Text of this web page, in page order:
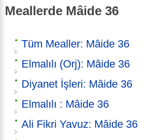
Meallerde Mâide 36
Tüm Mealler: Mâide 36
Elmalılı (Orj): Mâide 36
Diyanet İşleri: Mâide 36
Elmalılı : Mâide 36
Ali Fikri Yavuz: Mâide 36